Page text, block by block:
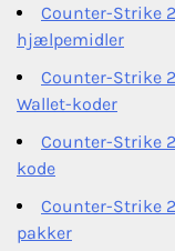
Counter-Strike
hjælpemidler
Counter-Strike
Wallet-koder
Counter-Strike
kode
Counter-Strike
pakker